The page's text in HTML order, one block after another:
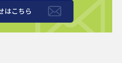
はこちら